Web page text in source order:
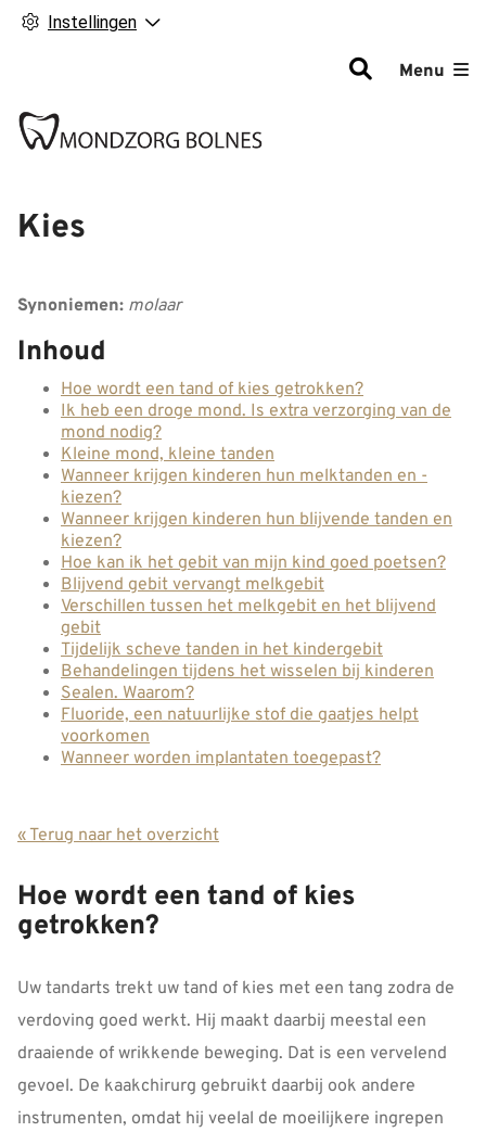
Instellingen
Menu
Kies
Synoniemen: molaar
Inhoud
Hoe wordt een tand of kies getrokken?
Ik heb een droge mond. Is extra verzorging van de
mond nodig?
Kleine mond, kleine tanden
Wanneer krijgen kinderen hun melktanden en -
kiezen?
Wanneer krijgen kinderen hun blijvende tanden en
kiezen?
Hoe kan ik het gebit van mijn kind goed poetsen?
Blijvend gebit vervangt melkgebit
Verschillen tussen het melkgebit en het blijvend
gebit
Tijdelijk scheve tanden in het kindergebit
Behandelingen tijdens het wisselen bij kinderen
Sealen. Waarom?
Fluoride, een natuurlijke stof die gaatjes helpt
voorkomen
Wanneer worden implantaten toegepast?
« Terug naar het overzicht
Hoe wordt een tand of kies
getrokken?
Uw tandarts trekt uw tand of kies met een tang zodra de
verdoving goed werkt. Hij maakt daarbij meestal een
draaiende of wrikkende beweging. Dat is een vervelend
gevoel. De kaakchirurg gebruikt daarbij ook andere
instrumenten, omdat hij veelal de moeilijkere ingrepen